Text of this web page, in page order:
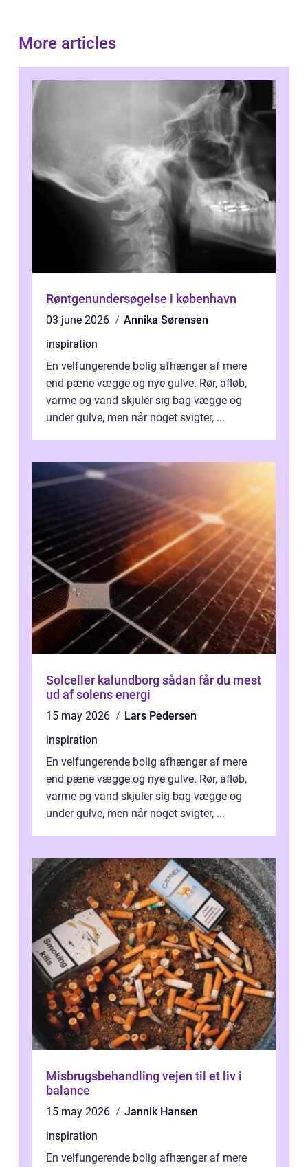
More articles
Røntgenundersøgelse i københavn
03 june 2026
Annika Sørensen
inspiration
En velfungerende bolig afhænger af mere
end pæne vægge og nye gulve. Rør, afløb,
varme og vand skjuler sig bag vægge og
under gulve, men når noget svigter, ...
Solceller kalundborg sådan får du mest
ud af solens energi
15 may 2026
Lars Pedersen
inspiration
En velfungerende bolig afhænger af mere
end pæne vægge og nye gulve. Rør, afløb,
varme og vand skjuler sig bag vægge og
under gulve, men når noget svigter, ...
Misbrugsbehandling vejen til et liv i
balance
15 may 2026
Jannik Hansen
inspiration
En velfungerende bolig afhænger af mere